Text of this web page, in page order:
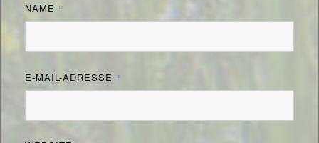
NAME *
E-MAIL-ADRESSE *